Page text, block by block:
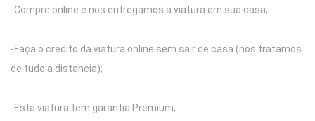
-Compre online e nos entregamos a viatura em sua casa;
-Faça o credito da viatura online sem sair de casa (nos tratamos
de tudo a distancia);
-Esta viatura tem garantia Premium;